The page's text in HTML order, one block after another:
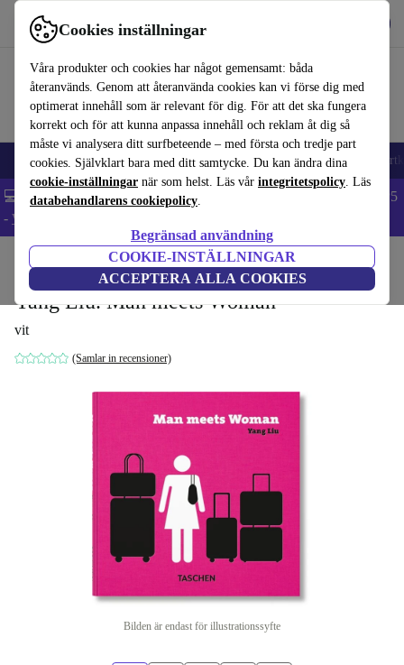
Cookies inställningar
Våra produkter och cookies har något gemensamt: båda
återanvänds. Genom att återanvända cookies kan vi förse dig med
optimerat innehåll som är relevant för dig. För att det ska fungera
korrekt och för att kunna anpassa innehåll och reklam åt dig så
måste vi analysera ditt surfbeteende – med första och tredje part
cookies. Självklart bara med ditt samtycke. Du kan ändra dina
cookie-inställningar när som helst. Läs vår integritetspolicy. Läs
databehandlarens cookiepolicy.
Begränsad användning
COOKIE-INSTÄLLNINGAR
ACCEPTERA ALLA COOKIES
Använd refurbed snabbt och enkelt
🎒 Back to school Mobiltelefoner Bärbara datorer Surfplattor
💻 Extra 5% rabatt på alla MacBooks och laptops - Code: LAPTOP5
- Villkor
Hushåll Möbler
Yang Liu. Man meets Woman
vit
(Samlar in recensioner)
Bilden är endast för illustrationssyfte